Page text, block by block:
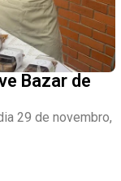
Bazar de
29 de novembro,